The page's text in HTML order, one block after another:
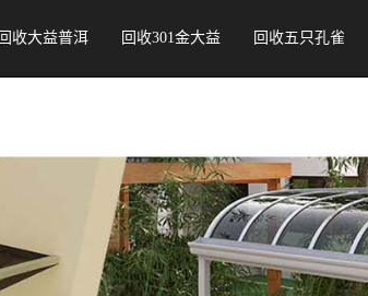
回收大益普洱 回收301金大益 回收五只孔雀